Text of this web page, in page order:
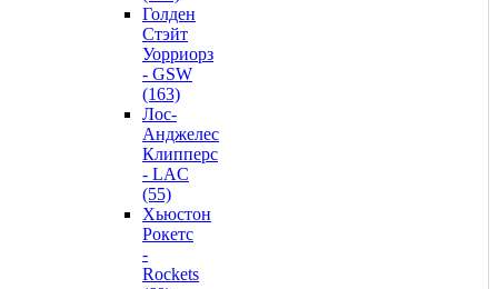
Голден
Стэйт
Уорриорз
- GSW
(163)
Лос-
Анджелес
Клипперс
- LAC
(55)
Хьюстон
Рокетс
-
Rockets